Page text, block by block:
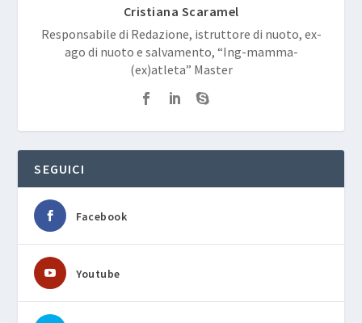
Cristiana Scaramel
Responsabile di Redazione, istruttore di nuoto, ex-
ago di nuoto e salvamento, “Ing-mamma-
(ex)atleta” Master
SEGUICI
Facebook
Youtube